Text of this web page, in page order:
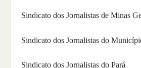
Sindicato dos Jornalistas de Minas
Sindicato dos Jornalistas do
Sindicato dos Jornalistas do Pará